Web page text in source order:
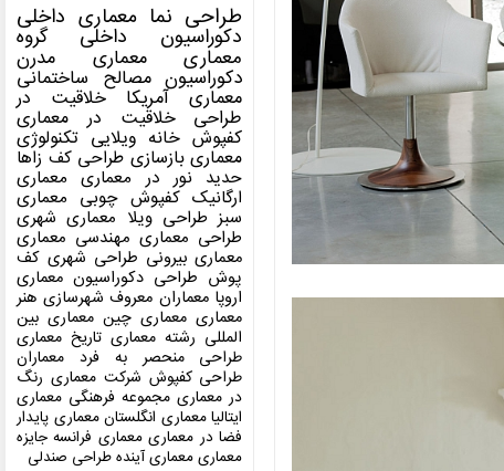
طراحی نما معماری داخلی
دکوراسیون داخلی گروه
معماری معماری مدرن
دکوراسیون مصالح ساختمانی
معماری آمریکا خلاقیت در
طراحی خلاقیت در معماری
کفپوش خانه ویلایی تکنولوژی
معماری بازسازی طراحی کف زاها
حدید نور در معماری معماری
ارگانیک کفپوش چوبی معماری
سبز طراحی ویلا معماری شهری
طراحی معماری مهندسی معماری
معماری بیرونی طراحی شهری کف
پوش طراحی دکوراسیون معماری
اروپا معماران معروف شهرسازی هنر
معماری معماری چین معماری بین
المللی رشته معماری تاریخ معماری
طراحی منحصر به فرد معماران
طراحی کفپوش شرکت معماری رنگ
در معماری مجموعه فرهنگی معماری
ایتالیا معماری انگلستان معماری پایدار
فضا در معماری معماری فرانسه جایزه
معماریمعماری آیندهطراحی صندلی